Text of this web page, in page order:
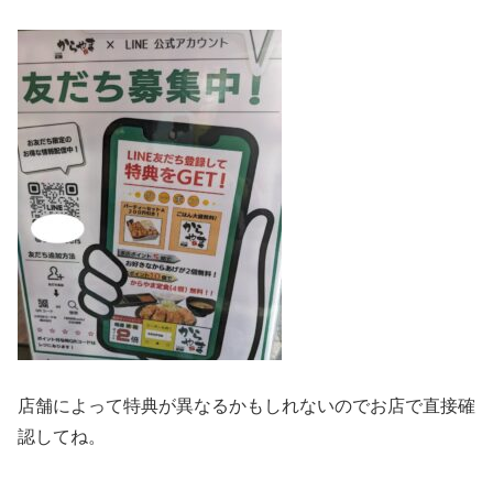
店舗によって特典が異なるかもしれないのでお店で直接確
認してね。